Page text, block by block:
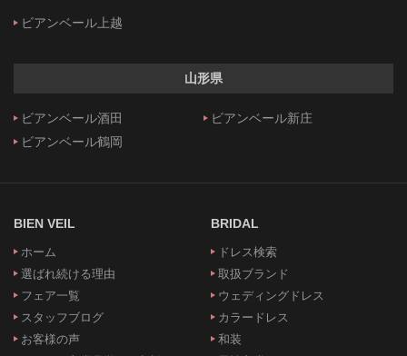
ビアンベール上越
山形県
ビアンベール酒田
ビアンベール新庄
ビアンベール鶴岡
BIEN VEIL
ホーム
選ばれ続ける理由
フェア一覧
スタッフブログ
お客様の声
BRIDAL
ドレス検索
取扱ブランド
ウェディングドレス
カラードレス
和装